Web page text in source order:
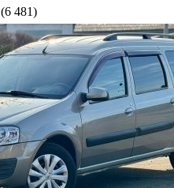
(6 481)